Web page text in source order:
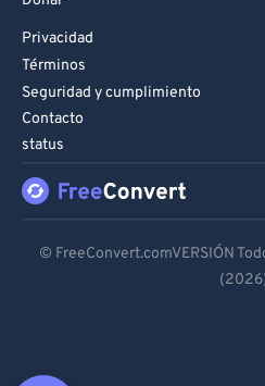
Privacidad
Términos
Seguridad y cumplimiento
Contacto
status
Español
© FreeConvert.comVERSIÓN